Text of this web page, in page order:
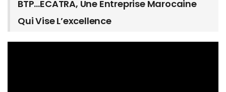
BTP…ECATRA, Une Entreprise Marocaine
Qui Vise L’excellence